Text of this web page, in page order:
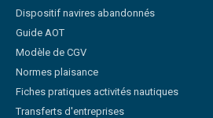
Dispositif navires abandonnés
Guide AOT
Modèle de CGV
Normes plaisance
Fiches pratiques activités nautiques
Transferts d'entreprises